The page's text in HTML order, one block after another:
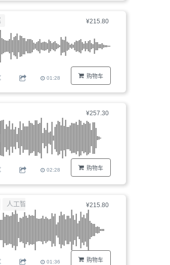
¥215.80
购物车
01:28
¥257.30
购物车
02:28
¥215.80
购物车
人工智能
01:36